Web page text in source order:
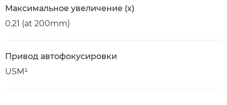
Максимальное увеличение (x)
0.21 (at 200mm)
Привод автофокусировки
USM¹